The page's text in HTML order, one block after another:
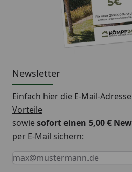
Newsletter
Einfach hier die E-Mail-
Vorteile
sowiesofort einen 5,00 €
per E-Mail sichern:
Keine Eingabe erforderlich
Eingabe erforderlich
E-Mail *